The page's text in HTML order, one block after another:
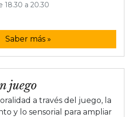
18.30 a 20.30
Saber más »
juego
a través del juego, la
y lo sensorial para ampliar